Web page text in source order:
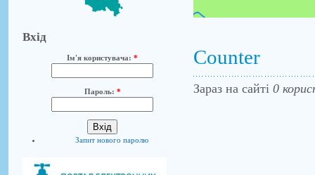
Вхід
Ім'я користувача: *
Пароль: *
Запит нового паролю
Counter
Зараз на сайті 0